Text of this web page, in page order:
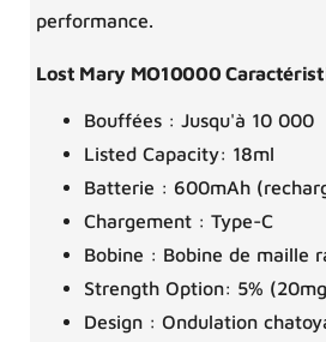
performance.
Lost Mary MO10000
Bouffées : Jusqu'à 10 000
Listed Capacity: 18ml
Batterie : 600mAh
Chargement : Type-C
Bobine : Bobine de maille
Strength Option: 5%
Design : Ondulation